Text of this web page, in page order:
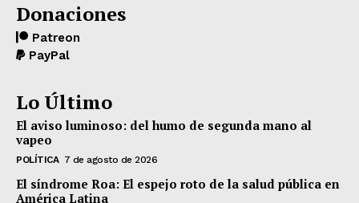
Donaciones
Patreon
PayPal
Lo Último
El aviso luminoso: del humo de segunda mano al
vapeo
POLÍTICA 7 de agosto de 2026
El síndrome Roa: El espejo roto de la salud pública en
América Latina